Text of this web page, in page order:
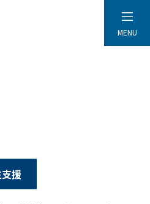
MENU
援